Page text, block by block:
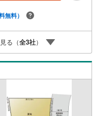
ずは何でもお気軽にご相
おります!!
無料）
る（全3社）